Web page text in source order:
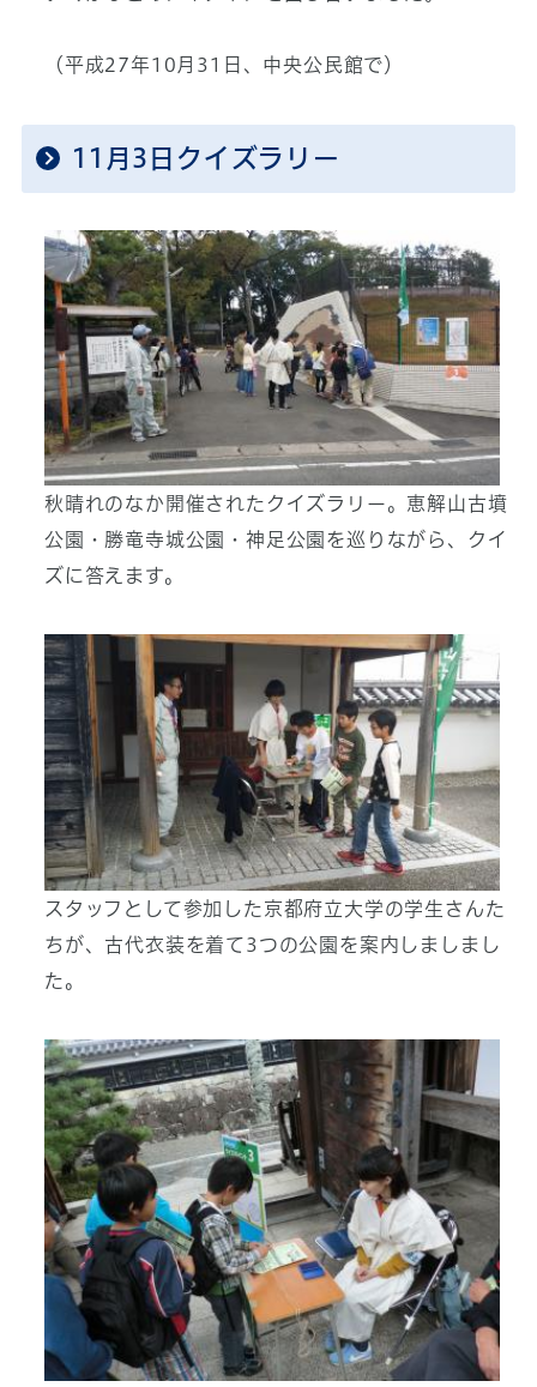
（平成27年10月31日、中央公民館で）
11月3日クイズラリー
秋晴れのなか開催されたクイズラリー。恵解山古墳
公園・勝竜寺城公園・神足公園を巡りながら、クイ
ズに答えます。
スタッフとして参加した京都府立大学の学生さんた
ちが、古代衣装を着て3つの公園を案内しましまし
た。